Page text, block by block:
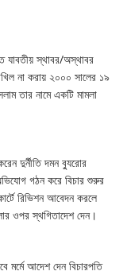
যাবতীয় স্থাবর/অস্থাবর
না করায় ২০০০ সালের ১৯
তার নামে একটি মামলা
দুর্নীতি দমন ব্যুরোর
গঠন করে বিচার শুরুর
রিভিশন আবেদন করলে
ওপর স্থগিতাদেশ দেন।
মর্মে আদেশ দেন বিচারপতি